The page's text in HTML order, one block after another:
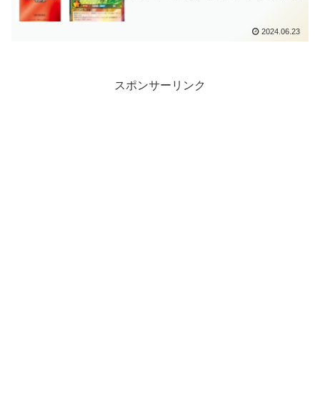
ーも実装されそうで楽しみで2024.06.23
スポンサーリンク